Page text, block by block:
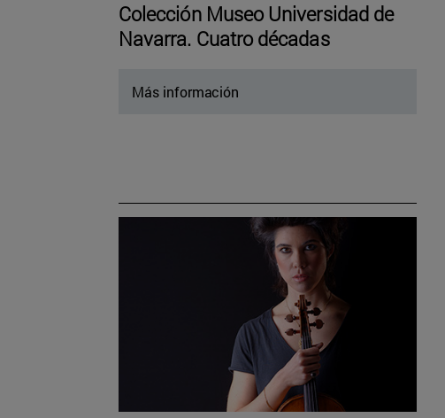
Colección Museo Universidad de
Navarra. Cuatro décadas
Más información